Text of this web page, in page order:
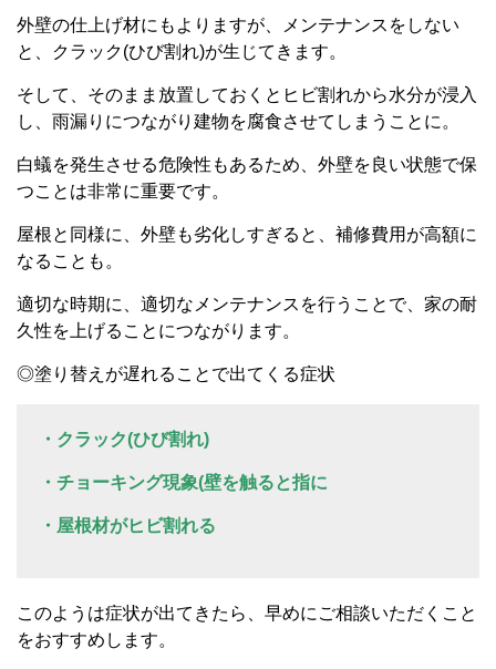
外壁の仕上げ材にもよりますが、メンテナンスをしない
と、クラック(ひび割れ)が生じてきます。
そして、そのまま放置しておくとヒビ割れから水分が浸入
し、雨漏りにつながり建物を腐食させてしまうことに。
白蟻を発生させる危険性もあるため、外壁を良い状態で保
つことは非常に重要です。
屋根と同様に、外壁も劣化しすぎると、補修費用が高額に
なることも。
適切な時期に、適切なメンテナンスを行うことで、家の耐
久性を上げることにつながります。
◎塗り替えが遅れることで出てくる症状
・クラック(ひび割れ)
・チョーキング現象(壁を触ると指に
・屋根材がヒビ割れる
このようは症状が出てきたら、早めにご相談いただくこと
をおすすめします。